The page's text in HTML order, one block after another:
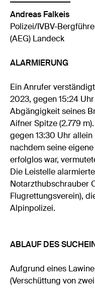
Andreas Falkeis
Polizei/IVBV-
(AEG) Landeck
ALARMIERUNG
Ein Anrufer
2023, gegen 15:24
Abgängigkeit seines
Aifner Spitze (2.779
gegen 13:30 Uhr
nachdem seine
erfolglos war,
Die Leistelle
Notarzthubschrauber
Flugrettungsverein),
Alpinpolizei.
ABLAUF DES
Aufgrund eines
(Verschüttung von